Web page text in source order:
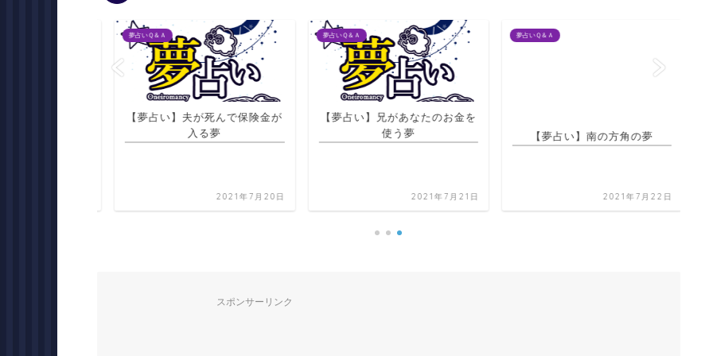
夢占いＱ＆Ａ
【夢占い】夫が死んで保険金が
入る夢
2021年7月20日
夢占いＱ＆Ａ
【夢占い】兄があなたのお金を
使う夢
2021年7月21日
夢占いＱ＆Ａ
2021年7月22日
スポンサーリンク